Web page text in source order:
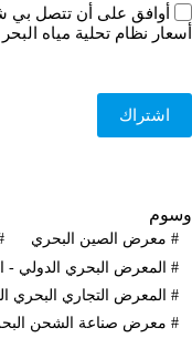
أسعار نظام تحلية مياه
اشتراك
وسوم
#معرض الصين البحري
#المعرض البحري الدولي -
#المعرض التجاري البحري
#معرض صناعة الشحن